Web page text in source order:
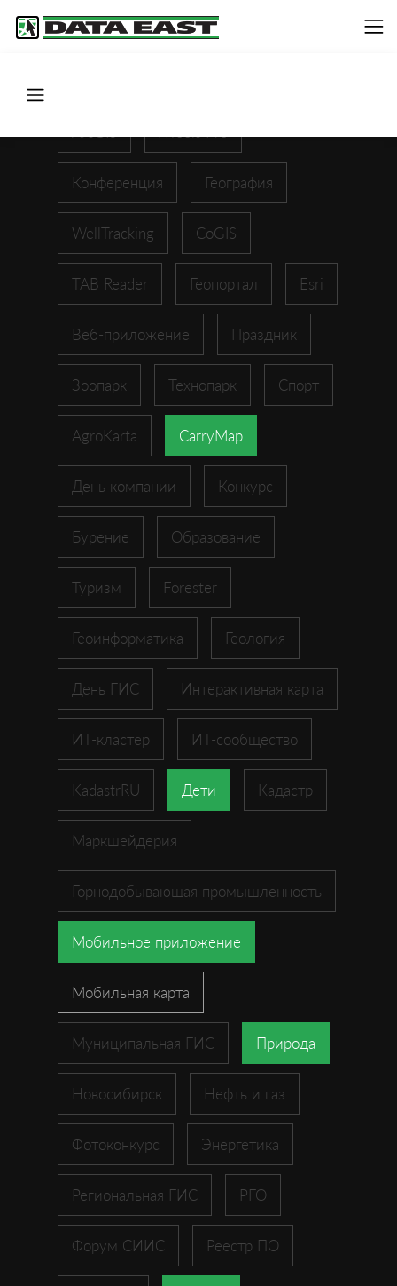
Конференция География
WellTracking CoGIS
TAB Reader Геопортал Esri
Веб-приложение Праздник
Зоопарк Технопарк Спорт
AgroKarta CarryMap
День компании Конкурс
Бурение Образование
Туризм Forester
Геоинформатика Геология
День ГИС Интерактивная карта
ИТ-кластер ИТ-сообщество
KadastrRU Дети Кадастр
Маркшейдерия
Горнодобывающая промышленность
Мобильное приложение
Мобильная карта
Муниципальная ГИС Природа
Новосибирск Нефть и газ
Фотоконкурс Энергетика
Региональная ГИС РГО
Форум СИИС Реестр ПО